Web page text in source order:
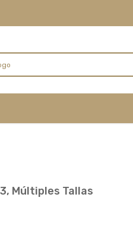
Múltiples Tallas